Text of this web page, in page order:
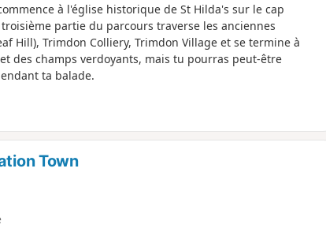
à l'église historique de St Hilda's sur le cap
partie du parcours traverse les anciennes
Hill), Trimdon Colliery, Trimdon Village et se termine à
des champs verdoyants, mais tu pourras peut-être
ta balade.
Town